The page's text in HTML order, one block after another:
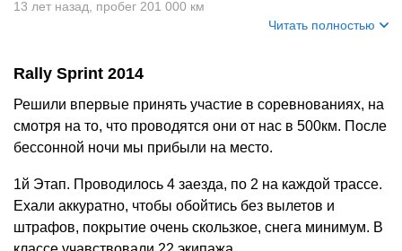
13 лет назад
пробег 201 000 км
Читать полностью
Rally Sprint 2014
Решили впервые принять участие в соревнованиях, на
смотря на то, что проводятся они от нас в 500км. После
бессонной ночи мы прибыли на место.
1й Этап. Проводилось 4 заезда, по 2 на каждой трассе.
Ехали аккуратно, чтобы обойтись без вылетов и
штрафов, покрытие очень скользкое, снега минимум. В